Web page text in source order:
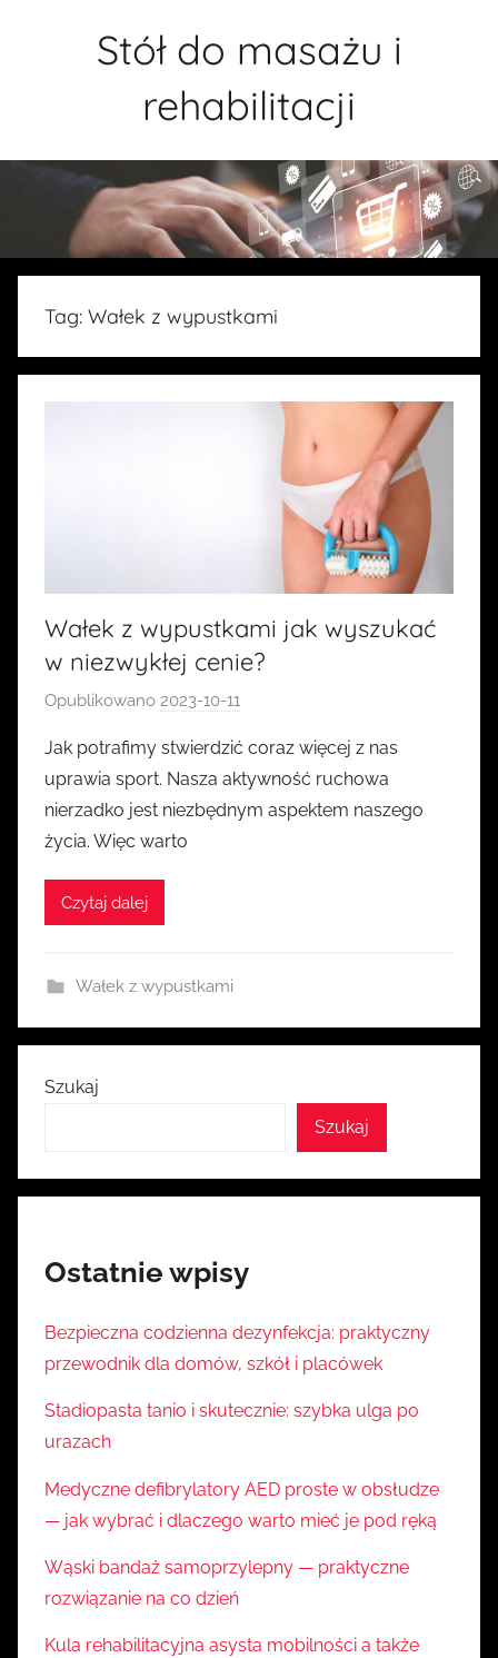
Stół do masażu i
rehabilitacji
Tag: Wałek z wypustkami
Wałek z wypustkami jak wyszukać
w niezwykłej cenie?
Opublikowano 2023-10-11
z
e
z
Jak potrafimy stwierdzić coraz więcej z nas
uprawia sport. Nasza aktywność ruchowa
nierzadko jest niezbędnym aspektem naszego
życia. Więc warto
Czytaj dalej
Wałek z wypustkami
Szukaj
Szukaj
Ostatnie wpisy
Bezpieczna codzienna dezynfekcja: praktyczny
przewodnik dla domów, szkół i placówek
Stadiopasta tanio i skutecznie: szybka ulga po
urazach
Medyczne defibrylatory AED proste w obsłudze
— jak wybrać i dlaczego warto mieć je pod ręką
Wąski bandaż samoprzylepny — praktyczne
rozwiązanie na co dzień
Kula rehabilitacyjna asysta mobilności a także